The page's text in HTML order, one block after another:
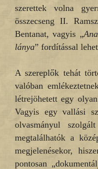
szerettek volna
összecseng II.
Bentanat, vagyis „
lánya” fordítással
A szereplők tehát
valóban
létrejöhetett egy
Vagyis egy vallási
olvasmányul
megtalálhatók a
megjelenésekor,
pontosan